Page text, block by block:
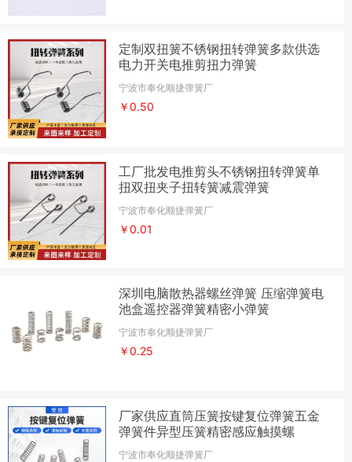
定制双扭簧不锈钢扭转弹簧多款供选
电力开关电推剪扭力弹簧
宁波市奉化顺捷弹簧厂
￥0.50
工厂批发电推剪头不锈钢扭转弹簧单
扭双扭夹子扭转簧减震弹簧
宁波市奉化顺捷弹簧厂
￥0.01
深圳电脑散热器螺丝弹簧 压缩弹簧电
池盒遥控器弹簧精密小弹簧
宁波市奉化顺捷弹簧厂
￥0.25
厂家供应直筒压簧按键复位弹簧五金
弹簧件异型压簧精密感应触摸螺
宁波市奉化顺捷弹簧厂